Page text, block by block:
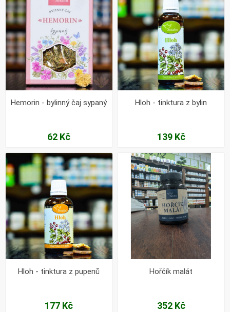
Hemorin - bylinný čaj sypaný
62 Kč
Hloh - tinktura z bylin
139 Kč
Hloh - tinktura z pupenů
177 Kč
Hořčík malát
352 Kč